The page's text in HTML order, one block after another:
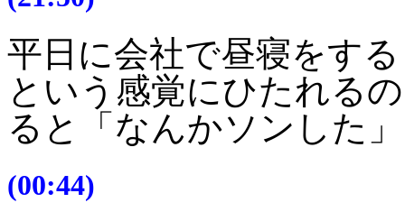
平日に会社で昼寝をす
という感覚にひたれる
ると「なんかソンした
(00:44)